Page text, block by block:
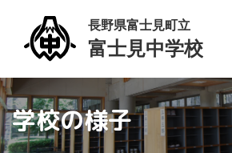
学校の様子